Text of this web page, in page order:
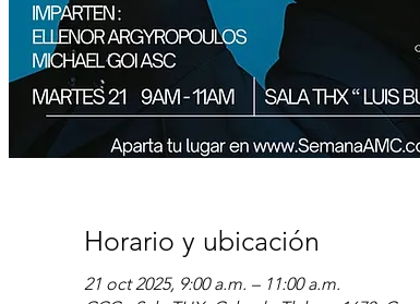
Horario y ubicación
21 oct 2025, 9:00 a.m. – 11:00 a.m.